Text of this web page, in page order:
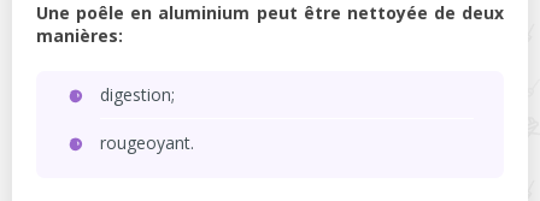
Une poêle en aluminium peut être nettoyée de deux
manières:
digestion;
rougeoyant.